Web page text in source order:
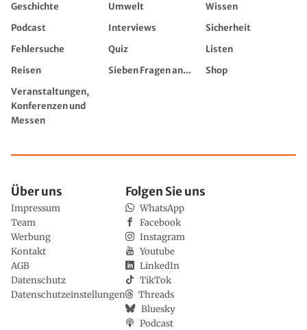
Geschichte Umwelt
Wissen
Podcast
Interviews
Sicherheit
Fehlersuche
Quiz
Listen
Reisen
Sieben Fragen an...
Shop
Veranstaltungen,
Konferenzen und
Messen
Über uns
Impressum
Team
Werbung
Kontakt
AGB
Datenschutz
Datenschutzeinstellungen
Folgen Sie uns
WhatsApp
Facebook
Instagram
Youtube
LinkedIn
TikTok
Threads
Bluesky
Podcast